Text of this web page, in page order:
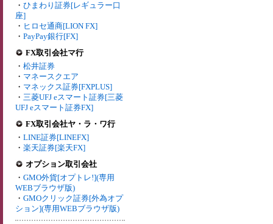
・ ひまわり証券[レギュラー口
座]
・ ヒロセ通商[LION FX]
・ PayPay銀行[FX]
FX取引会社マ行
・ 松井証券
・ マネースクエア
・ マネックス証券[FXPLUS]
・ 三菱UFJ eスマート証券[三菱
UFJ eスマート証券FX]
FX取引会社ヤ・ラ・ワ行
・ LINE証券[LINEFX]
・ 楽天証券[楽天FX]
オプション取引会社
・ GMO外貨[オプトレ!](専用
WEBブラウザ版)
・ GMOクリック証券[外為オプ
ション](専用WEBブラウザ版)